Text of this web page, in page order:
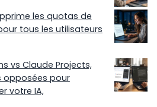
les quotas de
tous les utilisateurs
vs Claude Projects,
opposées pour
votre IA,